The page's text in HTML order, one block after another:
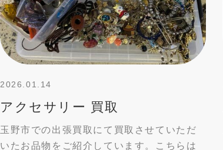
2026.01.14
アクセサリー 買取
玉野市での出張買取にて買取させていただ
いたお品物をご紹介しています。こちらは